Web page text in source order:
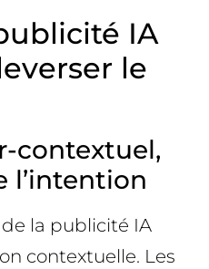
IA
le
contextuel,
l’intention
la publicité IA
contextuelle. Les